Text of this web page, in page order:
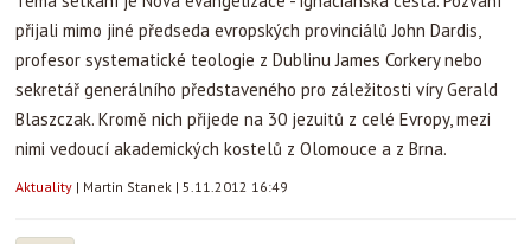
přijali mimo jiné předseda evropských provinciálů John Dardis,
profesor systematické teologie z Dublinu James Corkery nebo
sekretář generálního představeného pro záležitosti víry Gerald
Blaszczak. Kromě nich přijede na 30 jezuitů z celé Evropy, mezi
nimi vedoucí akademických kostelů z Olomouce a z Brna.
Aktuality | Martin Stanek | 5.11.2012 16:49